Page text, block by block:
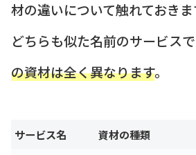
材の違いについて触れておきま
どちらも似た名前のサービス
の資材は全く異なります。
サービス名 資材の種類